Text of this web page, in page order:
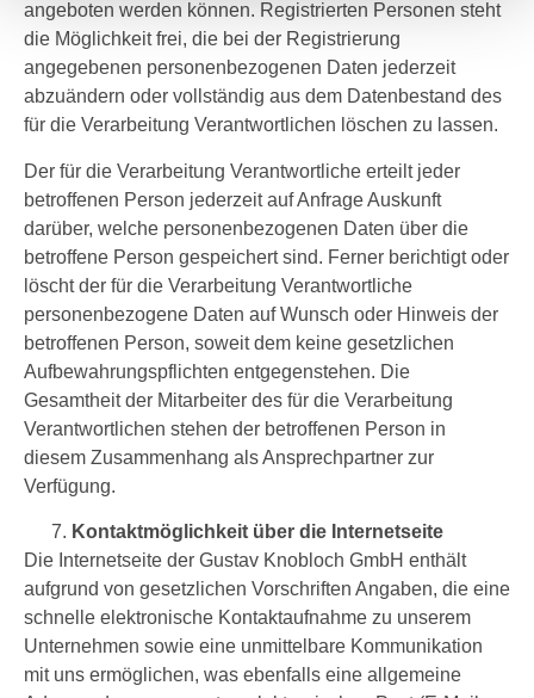
angeboten werden können. Registrierten Personen steht
die Möglichkeit frei, die bei der Registrierung
angegebenen personenbezogenen Daten jederzeit
abzuändern oder vollständig aus dem Datenbestand des
für die Verarbeitung Verantwortlichen löschen zu lassen.
Der für die Verarbeitung Verantwortliche erteilt jeder
betroffenen Person jederzeit auf Anfrage Auskunft
darüber, welche personenbezogenen Daten über die
betroffene Person gespeichert sind. Ferner berichtigt oder
löscht der für die Verarbeitung Verantwortliche
personenbezogene Daten auf Wunsch oder Hinweis der
betroffenen Person, soweit dem keine gesetzlichen
Aufbewahrungspflichten entgegenstehen. Die
Gesamtheit der Mitarbeiter des für die Verarbeitung
Verantwortlichen stehen der betroffenen Person in
diesem Zusammenhang als Ansprechpartner zur
Verfügung.
Kontaktmöglichkeit über die Internetseite
Die Internetseite der Gustav Knobloch GmbH enthält
aufgrund von gesetzlichen Vorschriften Angaben, die eine
schnelle elektronische Kontaktaufnahme zu unserem
Unternehmen sowie eine unmittelbare Kommunikation
mit uns ermöglichen, was ebenfalls eine allgemeine